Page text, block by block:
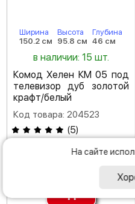
Ширина
150.2 см
Высота
95.8 см
Глубина
46 см
в наличии: 15 шт.
Комод Хелен КМ 05 под
телевизор дуб золотой
крафт/белый
Код товара: 204523
(5)
На сайте